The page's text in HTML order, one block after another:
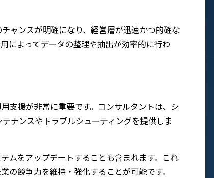
ャンスが明確になり、経営層が迅速かつ的確な
によってデータの整理や抽出が効率的に行わ
支援が非常に重要です。コンサルタントは、シ
ナンスやトラブルシューティングを提供しま
ムをアップデートすることも含まれます。これ
の競争力を維持・強化することが可能です。